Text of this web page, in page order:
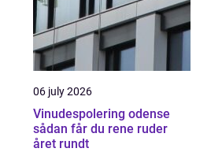
06 july 2026
Vinudespolering odense
sådan får du rene ruder
året rundt